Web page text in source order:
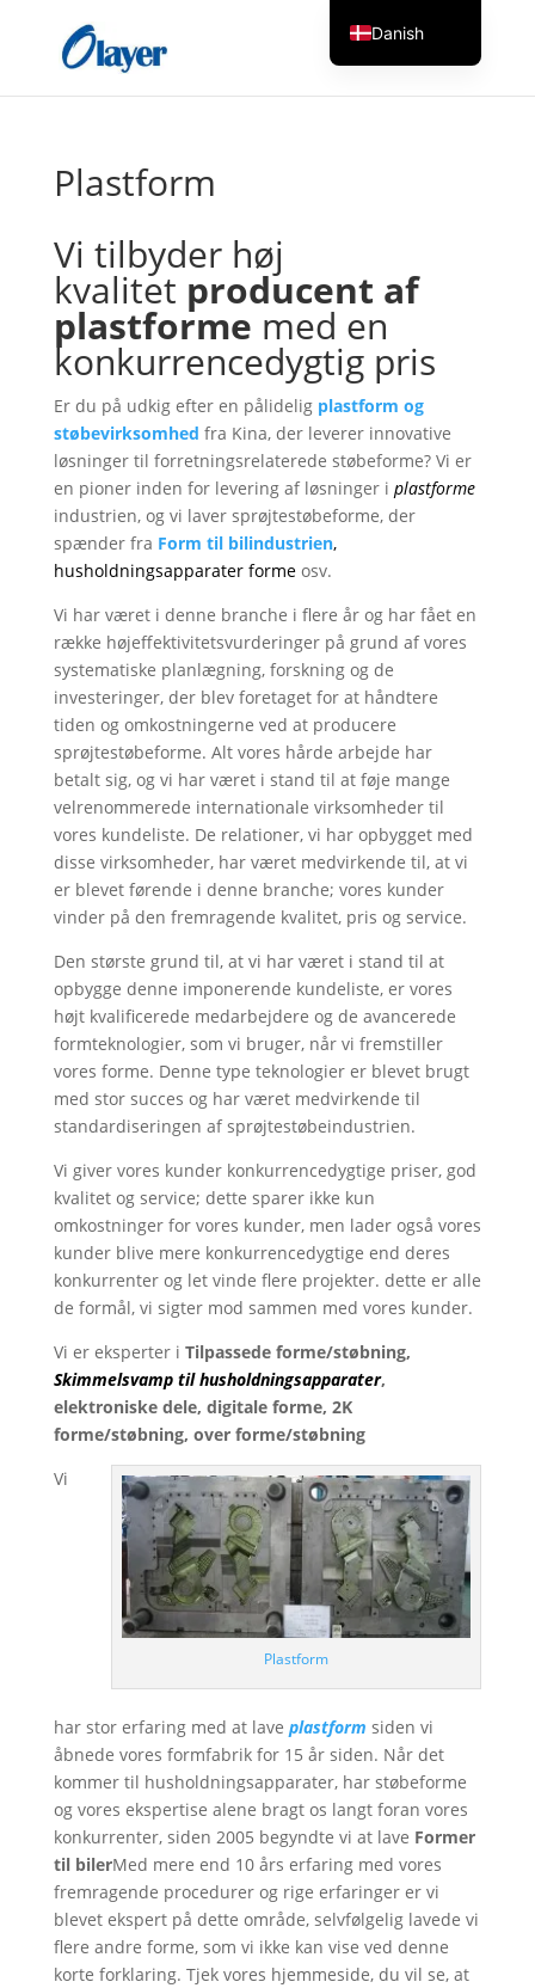
Plastform
Vi tilbyder høj
kvalitet producent af
plastforme med en
konkurrencedygtig pris
Er du på udkig efter en pålidelig plastform og
støbevirksomhed fra Kina, der leverer innovative
løsninger til forretningsrelaterede støbeforme? Vi er
en pioner inden for levering af løsninger i plastforme
industrien, og vi laver sprøjtestøbeforme, der
spænder fra Form til bilindustrien,
husholdningsapparater forme osv.
Vi har været i denne branche i flere år og har fået en
række højeffektivitetsvurderinger på grund af vores
systematiske planlægning, forskning og de
investeringer, der blev foretaget for at håndtere
tiden og omkostningerne ved at producere
sprøjtestøbeforme. Alt vores hårde arbejde har
betalt sig, og vi har været i stand til at føje mange
velrenommerede internationale virksomheder til
vores kundeliste. De relationer, vi har opbygget med
disse virksomheder, har været medvirkende til, at vi
er blevet førende i denne branche; vores kunder
vinder på den fremragende kvalitet, pris og service.
Den største grund til, at vi har været i stand til at
opbygge denne imponerende kundeliste, er vores
højt kvalificerede medarbejdere og de avancerede
formteknologier, som vi bruger, når vi fremstiller
vores forme. Denne type teknologier er blevet brugt
med stor succes og har været medvirkende til
standardiseringen af sprøjtestøbeindustrien.
Vi giver vores kunder konkurrencedygtige priser, god
kvalitet og service; dette sparer ikke kun
omkostninger for vores kunder, men lader også vores
kunder blive mere konkurrencedygtige end deres
konkurrenter og let vinde flere projekter. dette er alle
de formål, vi sigter mod sammen med vores kunder.
Vi er eksperter i Tilpassede forme/støbning,
Skimmelsvamp til husholdningsapparater,
elektroniske dele, digitale forme, 2K
forme/støbning, over forme/støbning
Plastform
Vi
har stor erfaring med at lave plastform siden vi
åbnede vores formfabrik for 15 år siden. Når det
kommer til husholdningsapparater, har støbeforme
og vores ekspertise alene bragt os langt foran vores
konkurrenter, siden 2005 begyndte vi at lave Former
til bilerMed mere end 10 års erfaring med vores
fremragende procedurer og rige erfaringer er vi
blevet ekspert på dette område, selvfølgelig lavede vi
flere andre forme, som vi ikke kan vise ved denne
korte forklaring. Tjek vores hjemmeside, du vil se, at
Danish
English
Finnish
French
Hungarian
Dutch
Turkish
Russian